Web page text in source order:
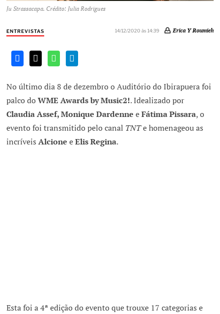
Ju Strassacapa. Crédito: Julia Rodrigues
ENTREVISTAS 14/12/2020 às 14:39 Erica Y Roumieh
No último dia 8 de dezembro o Auditório do Ibirapuera foi
palco doWME Awards by Music2!. Idealizado por
Claudia Assef, Monique DardenneeFátima Pissara, o
evento foi transmitido pelo canal TNTe homenageou as
incríveisAlcione eElis Regina.
Esta foi a 4ª edição do evento que trouxe 17 categorias e